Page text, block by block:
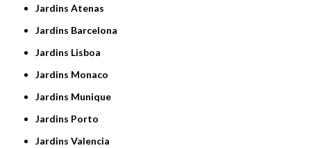
Jardins Atenas
Jardins Barcelona
Jardins Lisboa
Jardins Monaco
Jardins Munique
Jardins Porto
Jardins Valencia